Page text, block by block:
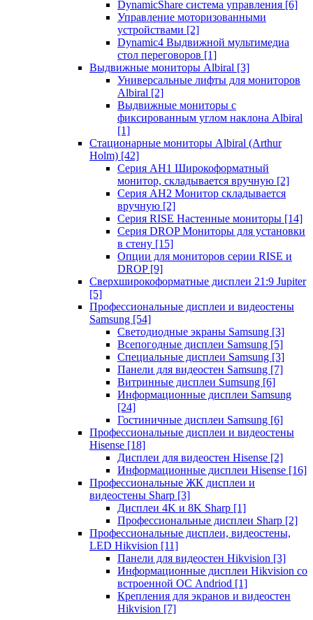
DynamicShare система управления [6]
Управление моторизованными
устройствами [2]
Dynamic4 Выдвижной мультимедиа
стол переговоров [1]
Выдвижные мониторы Albiral [3]
Универсальные лифты для мониторов
Albiral [2]
Выдвижные мониторы с
фиксированным углом наклона Albiral
[1]
Стационарные мониторы Albiral (Arthur
Holm) [42]
Серия AH1 Широкоформатный
монитор, складывается вручную [2]
Серия AH2 Монитор складывается
вручную [2]
Серия RISE Настенные мониторы [14]
Серия DROP Мониторы для установки
в стену [15]
Опции для мониторов серии RISE и
DROP [9]
Сверхширокоформатные дисплеи 21:9 Jupiter
[5]
Профессиональные дисплеи и видеостены
Samsung [54]
Светодиодные экраны Samsung [3]
Всепогодные дисплеи Samsung [5]
Специальные дисплеи Samsung [3]
Панели для видеостен Samsung [7]
Витринные дисплеи Sumsung [6]
Информационные дисплеи Samsung
[24]
Гостиничные дисплеи Samsung [6]
Профессиональные дисплеи и видеостены
Hisense [18]
Дисплеи для видеостен Hisense [2]
Информационные дисплеи Hisense [16]
Профессиональные ЖК дисплеи и
видеостены Sharp [3]
Дисплеи 4K и 8K Sharp [1]
Профессиональные дисплеи Sharp [2]
Профессиональные дисплеи, видеостены,
LED Hikvision [11]
Панели для видеостен Hikvision [3]
Информационные дисплеи Hikvision со
встроенной ОС Andriod [1]
Крепления для экранов и видеостен
Hikvision [7]